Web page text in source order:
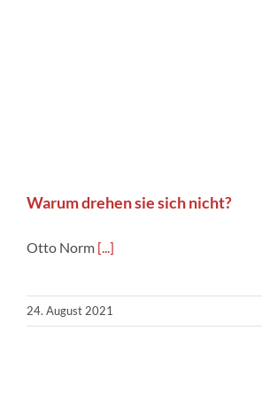
Warum drehen sie sich nicht?
Otto Norm [...]
24. August 2021